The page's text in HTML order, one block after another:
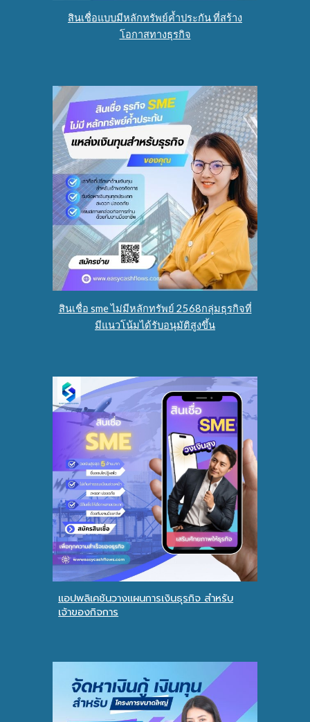
สินเชื่อแบบมีหลักทรัพย์ค้ำประกัน ที่สร้าง
โอกาสทางธุรกิจ
สินเชื่อ sme ไม่มีหลักทรัพย์ 2568กลุ่มธุรกิจที่
มีแนวโน้มได้รับอนุมัติสูงขึ้น
แอปพลิเคชันวางแผนการเงินธุรกิจ สำหรับ
เจ้าของกิจการ